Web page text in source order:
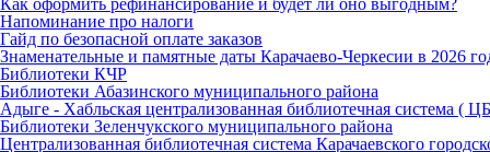
Как оформить рефинансирование и будет ли оно выгодным?
Напоминание про налоги
Гайд по безопасной оплате заказов
Знаменательные и памятные даты Карачаево-Черкесии в 2026
Библиотеки КЧР
Библиотеки Абазинского муниципального района
Адыге - Хабльская централизованная библиотечная система (
Библиотеки Зеленчукского муниципального района
Централизованная библиотечная система Карачаевского